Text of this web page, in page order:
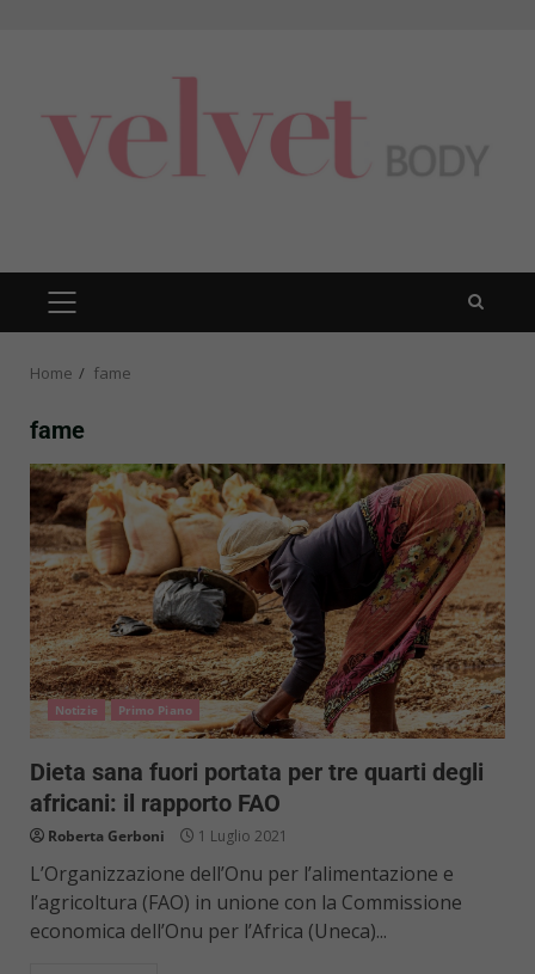
PRIMARY
MENU
Home fame
fame
Notizie Primo Piano
Dieta sana fuori portata per tre quarti degli
africani: il rapporto FAO
Roberta Gerboni 1 Luglio 2021
L’Organizzazione dell’Onu per l’alimentazione e
l’agricoltura (FAO) in unione con la Commissione
economica dell’Onu per l’Africa (Uneca)...